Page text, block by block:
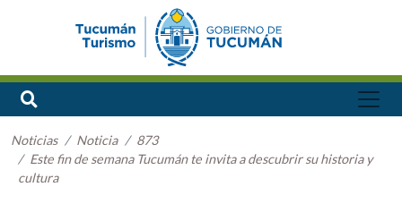
Noticias Noticia
873
Este fin de semana Tucumán te invita a descubrir su historia y
cultura